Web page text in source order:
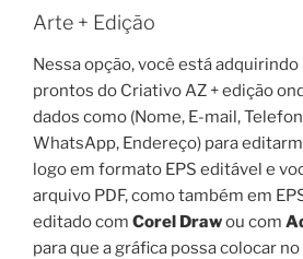
Arte + Edição
Nessa opção, você está
prontos do Criativo AZ + edição
dados como (Nome, E-mail,
WhatsApp, Endereço) para
logo em formato EPS editável e
arquivo PDF, como também em
editado com Corel Drawou com
para que a gráfica possa colocar